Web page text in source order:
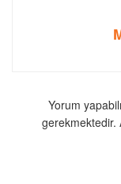
Yorum
gerekmektedir.